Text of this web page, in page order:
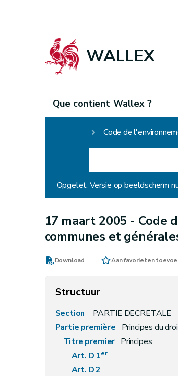
WALLEX
Que contient Wallex ?
Code de
Opgelet. Versie op beeldscherm
17 maart 2005 - Code
communes et
Download Aan favorieten
Structuur
Section
PARTIE DECRETALE
Partie première
Principes du
Titre premier Principes
Art. D 1er
Art. D 2